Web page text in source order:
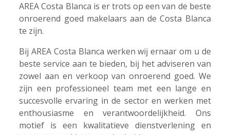
AREA Costa Blanca is er trots op een van de beste
onroerend goed makelaars aan de Costa Blanca
te zijn.
Bij AREA Costa Blanca werken wij ernaar om u de
beste service aan te bieden, bij het adviseren van
zowel aan en verkoop van onroerend goed. We
zijn een professioneel team met een lange en
succesvolle ervaring in de sector en werken met
enthousiasme en verantwoordelijkheid. Ons
motief is een kwalitatieve dienstverlening en